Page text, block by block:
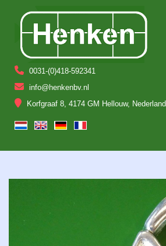
0031-(0)418-592341
info@henkenbv.nl
Korfgraaf 8, 4174 GM Hellouw, Nederland